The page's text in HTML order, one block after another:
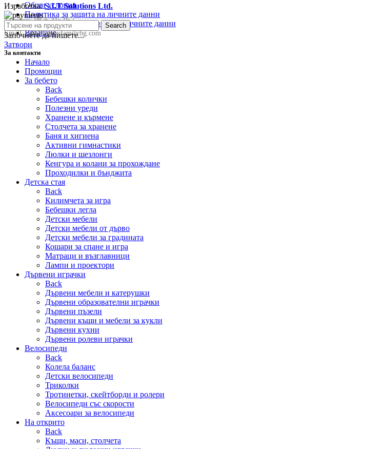
Общи условия
Политика за защита на личните данни
Политика за съхранение на личните данни
Връщане
За контакти
Телефон:0876 415 057
Email:sale@happyfamilybg.com
Изработка:S.I.T Solutions Ltd.
Search
Започнете да пишете...
Затвори
Начало
Промоции
За бебето
Back
Бебешки колички
Полезни уреди
Хранене и кърмене
Столчета за хранене
Баня и хигиена
Активни гимнастики
Люлки и шезлонги
Кенгура и колани за прохождане
Проходилки и бънджита
Детска стая
Back
Килимчета за игра
Бебешки легла
Детски мебели
Детски мебели от дърво
Детски мебели за градината
Кошари за спане и игра
Матраци и възглавници
Лампи и проектори
Дървени играчки
Back
Дървени мебели и катерушки
Дървени образователни играчки
Дървени пъзели
Дървени къщи и мебели за кукли
Дървени кухни
Дървени ролеви играчки
Велосипеди
Back
Колела баланс
Детски велосипеди
Триколки
Тротинетки, скейтборди и ролери
Велосипеди със скорости
Аксесоари за велосипеди
На открито
Back
Къщи, маси, столчета